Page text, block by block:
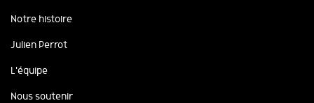
Notre histoire
Julien Perrot
L'équipe
Nous soutenir